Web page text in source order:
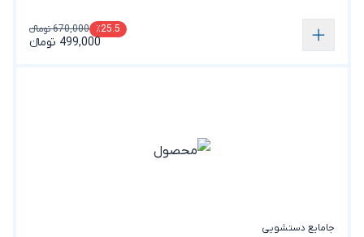
٪25.5 670,000 تومانء
499,000 تومانء
جامایع دستشویی